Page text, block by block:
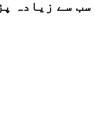
سب سے زیادہ